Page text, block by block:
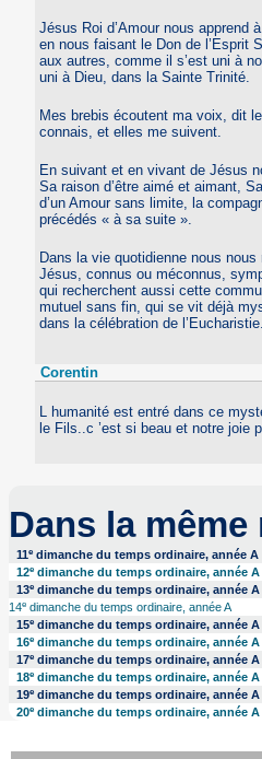
Jésus Roi d’Amour nous apprend
en nous faisant le Don de l’Esprit
aux autres, comme il s’est uni à
uni à Dieu, dans la Sainte Trinité.
Mes brebis écoutent ma voix, dit
connais, et elles me suivent.
En suivant et en vivant de Jésus
Sa raison d’être aimé et aimant,
d’un Amour sans limite, la
précédés « à sa suite ».
Dans la vie quotidienne nous
Jésus, connus ou méconnus,
qui recherchent aussi cette
mutuel sans fin, qui se vit déjà
dans la célébration de l’Eucharistie.
Corentin
L humanité est entré dans ce
le Fils..c ’est si beau et notre joie
Dans la
11e dimanche du temps ordinaire, année A
12edimanche du temps ordinaire, année A
13e dimanche du temps ordinaire, année A
14edimanche du temps ordinaire, année A
15e dimanche du temps ordinaire, année A
16edimanche du temps ordinaire, année A
17e dimanche du temps ordinaire, année A
18edimanche du temps ordinaire, année A
19e dimanche du temps ordinaire, année A
20edimanche du temps ordinaire, année A